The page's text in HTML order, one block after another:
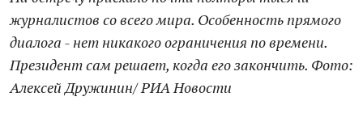
журналистов со всего мира. Особенность прямого
диалога - нет никакого ограничения по времени.
Президент сам решает, когда его закончить. Фото:
Алексей Дружинин/ РИА Новости